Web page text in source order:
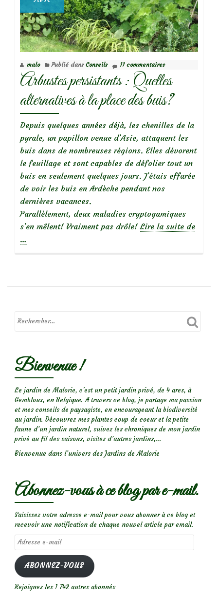
malo Publié dans Conseils 11 commentaires
Arbustes persistants : Quelles
alternatives à la place des buis?
Depuis quelques années déjà, les chenilles de la
pyrale, un papillon venue d’Asie, attaquent les
buis dans de nombreuses régions. Elles dévorent
le feuillage et sont capables de défolier tout un
buis en seulement quelques jours. J’étais effarée
de voir les buis en Ardèche pendant nos
dernières vacances.
Parallèlement, deux maladies cryptogamiques
s’en mêlent! Vraiment pas drôle! Lire la suite deà
à
la
…
Bienvenue !
Le jardin de Malorie, c'est un petit jardin privé, de 4 ares, à
Gembloux, en Belgique. A travers ce blog, je partage ma passion
et mes conseils de paysagiste, en encourageant la biodiversité
au jardin. Découvrez mes plantes coup de coeur et la petite
faune d’un jardin naturel, suivez les chroniques de mon jardin
privé au fil des saisons, visitez d’autres jardins,...
Bienvenue dans l’univers des Jardins de Malorie
Abonnez-vous à ce blog par e-mail.
Saisissez votre adresse e-mail pour vous abonner à ce blog et
recevoir une notification de chaque nouvel article par email.
Adresse
e-
mail
ABONNEZ-VOUS
Rejoignez les 1 742 autres abonnés